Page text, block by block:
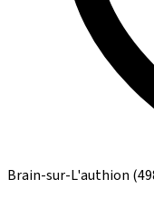
Brain-sur-L'authion